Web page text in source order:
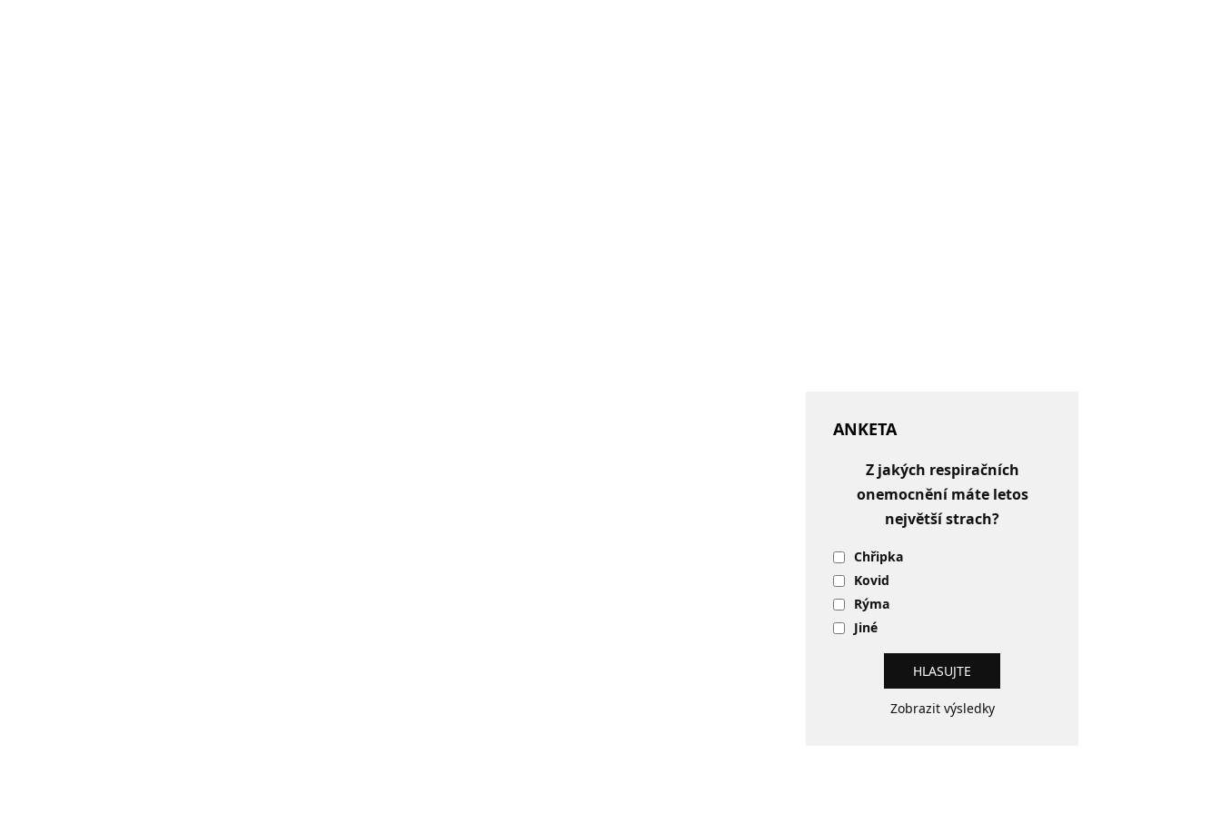
ANKETA
Z jakých respiračních
onemocnění máte letos
největší strach?
Chřipka
Kovid
Rýma
Jiné
Zobrazit výsledky